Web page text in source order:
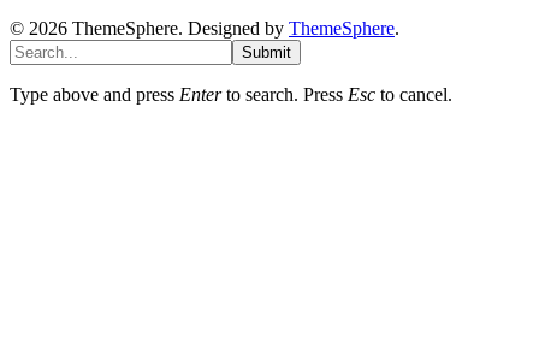
© 2026 ThemeSphere. Designed by ThemeSphere.
Submit
Type above and press Enterto search. Press Esc to cancel.